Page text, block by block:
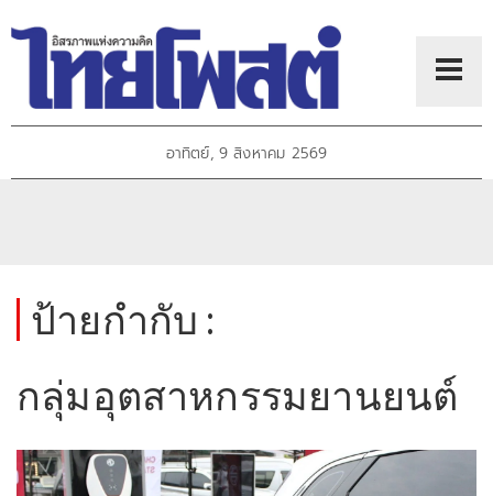
อาทิตย์, 9 สิงหาคม 2569
ป้ายกำกับ :
กลุ่มอุตสาหกรรมยานยนต์